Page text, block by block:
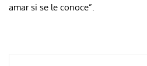
amar si se le conoce”.